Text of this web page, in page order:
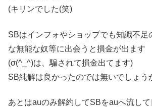
(キリンでした(笑)
SBはインフォやショップでも知識不足
な無能な奴等に出会うと損金が出ます
(σ(^_^)は、騙されて損金出てます)
SB純解は良かったのでは無いでしょう
あとはauのみ解約してSBをauへ流し